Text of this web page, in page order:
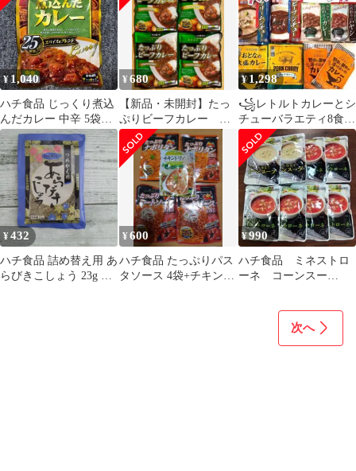
アラビアータ 120g 2個
セット
¥1,040
ハチ食品 じっくり煮込
んだカレー 中辛 5袋セ
ット
¥680
【新品・未開封】たっ
ぷりビーフカレー 中
辛 250g ハチ食品
４袋 バラ売り可
¥ 1,298
꧁レトルトカレーとシ
チューバラエティ8食
꧂味くらべまとめ売り
♦️時短温活g
¥432
ハチ食品 詰め替え用 あ
らびきこしょう 23g メ
¥600
ハチ食品 たっぷりパス
タソース 4袋+チキンド
¥990
ハチ食品 ミネストロ
ーネ コーンスー
次へ